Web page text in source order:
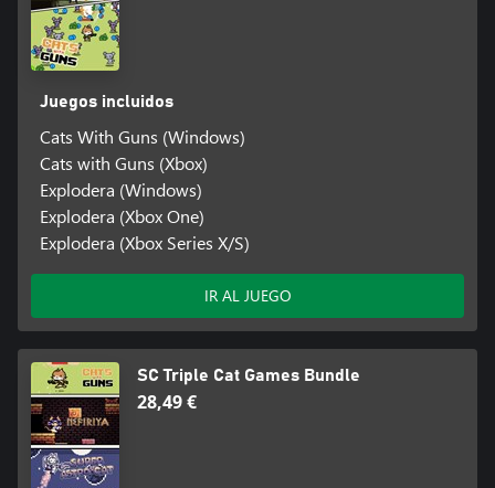
Juegos incluidos
Cats With Guns (Windows)
Cats with Guns (Xbox)
Explodera (Windows)
Explodera (Xbox One)
Explodera (Xbox Series X/S)
IR AL JUEGO
SC Triple Cat Games Bundle
28,49 €